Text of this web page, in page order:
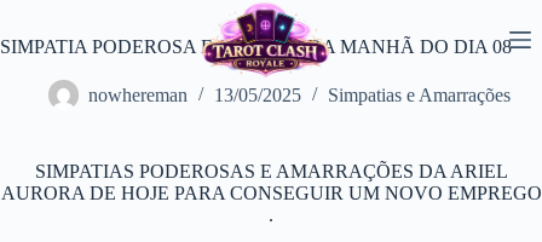
oSIMPATIA PODEROSA E ORAÇÃO DA MANHÃ DO DIA 08
nowhereman 13/05/2025 Simpatias e Amarrações
SIMPATIAS PODEROSAS E AMARRAÇÕES DA ARIEL
AURORA DE HOJE PARA CONSEGUIR UM NOVO EMPREGO
.